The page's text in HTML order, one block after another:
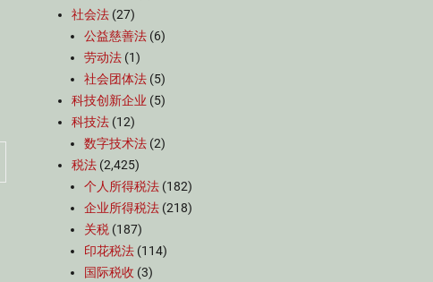
社会法 (27)
公益慈善法 (6)
劳动法 (1)
社会团体法 (5)
科技创新企业 (5)
科技法 (12)
数字技术法 (2)
税法 (2,425)
个人所得税法 (182)
企业所得税法 (218)
关税 (187)
印花税法 (114)
国际税收 (3)